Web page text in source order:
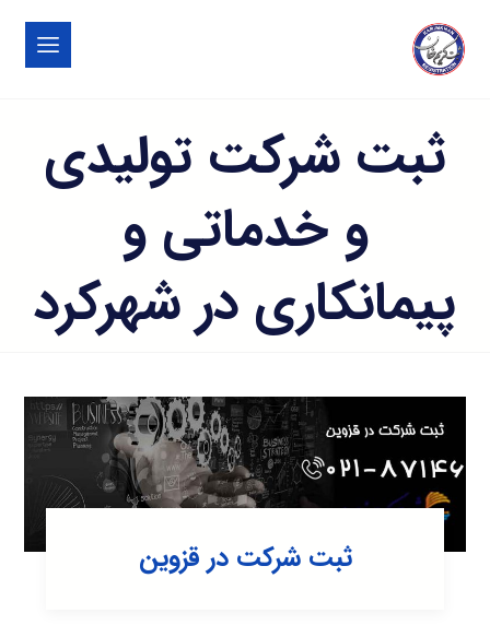
ثبت شرکت تولیدی
و خدماتی و
پیمانکاری در شهرکرد
ثبت شرکت در قزوین